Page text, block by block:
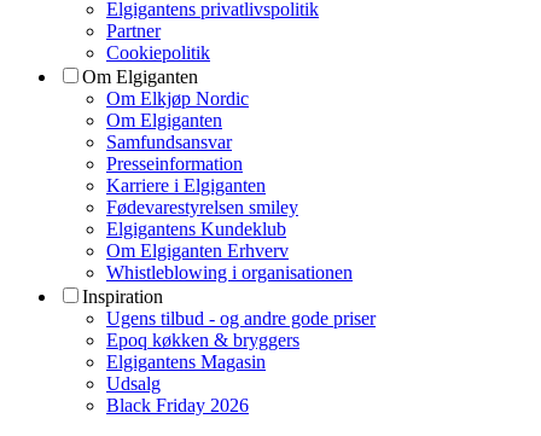
Elgigantens privatlivspolitik
Partner
Cookiepolitik
Om Elgiganten
Om Elkjøp Nordic
Om Elgiganten
Samfundsansvar
Presseinformation
Karriere i Elgiganten
Fødevarestyrelsen smiley
Elgigantens Kundeklub
Om Elgiganten Erhverv
Whistleblowing i organisationen
Inspiration
Ugens tilbud - og andre gode priser
Epoq køkken & bryggers
Elgigantens Magasin
Udsalg
Black Friday 2026